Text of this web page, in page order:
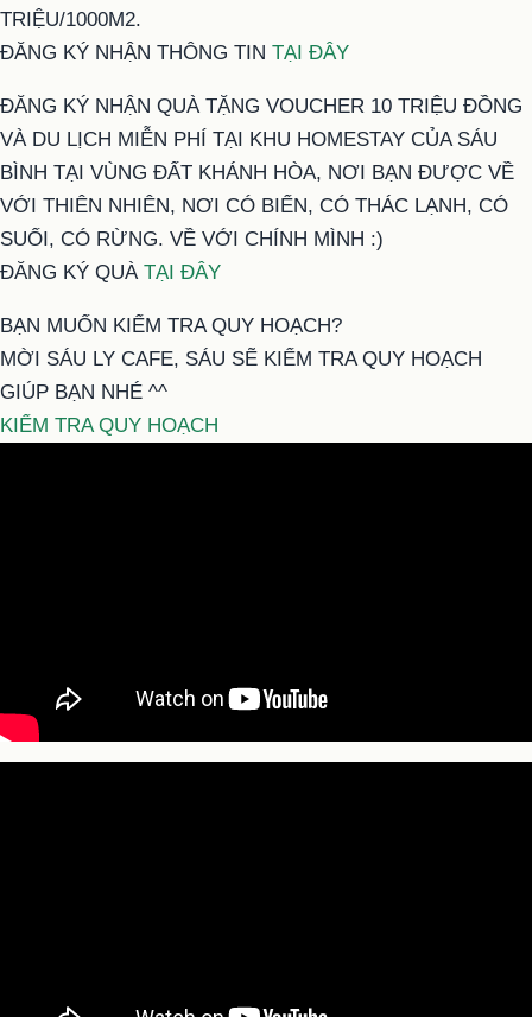
TRIỆU/1000M2.
ĐĂNG KÝ NHẬN THÔNG TIN TẠI ĐÂY
ĐĂNG KÝ NHẬN QUÀ TẶNG VOUCHER 10 TRIỆU ĐỒNG
VÀ DU LỊCH MIỄN PHÍ TẠI KHU HOMESTAY CỦA SÁU
BÌNH TẠI VÙNG ĐẤT KHÁNH HÒA, NƠI BẠN ĐƯỢC VỀ
VỚI THIÊN NHIÊN, NƠI CÓ BIỂN, CÓ THÁC LẠNH, CÓ
SUỐI, CÓ RỪNG. VỀ VỚI CHÍNH MÌNH :)
ĐĂNG KÝ QUÀ TẠI ĐÂY
BẠN MUỐN KIỂM TRA QUY HOẠCH?
MỜI SÁU LY CAFE, SÁU SẼ KIỂM TRA QUY HOẠCH
GIÚP BẠN NHÉ ^^
KIỂM TRA QUY HOẠCH